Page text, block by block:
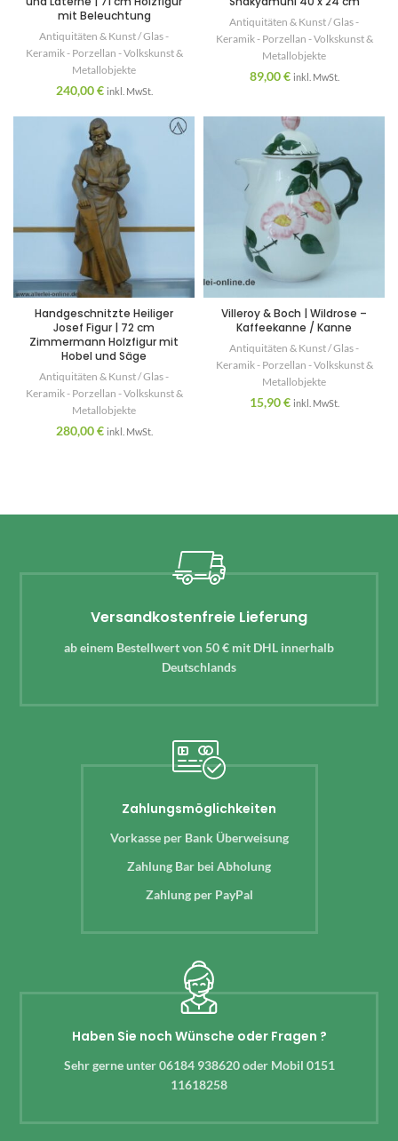
mit Beleuchtung
Antiquitäten & Kunst / Glas -
Keramik - Porzellan - Volkskunst &
Metallobjekte
240,00€ inkl. MwSt.
Antiquitäten & Kunst / Glas -
Keramik - Porzellan - Volkskunst &
Metallobjekte
89,00€ inkl. MwSt.
Handgeschnitzte Heiliger
Josef Figur | 72 cm
Zimmermann Holzfigur mit
Hobel und Säge
Antiquitäten & Kunst / Glas -
Keramik - Porzellan - Volkskunst &
Metallobjekte
280,00€ inkl. MwSt.
Villeroy & Boch | Wildrose –
Kaffeekanne / Kanne
Antiquitäten & Kunst / Glas -
Keramik - Porzellan - Volkskunst &
Metallobjekte
15,90€ inkl. MwSt.
Versandkostenfreie Lieferung
ab einem Bestellwert von 50 € mit DHL innerhalb
Deutschlands
Zahlungsmöglichkeiten
Vorkasse per Bank Überweisung
Zahlung Bar bei Abholung
Zahlung per PayPal
Haben Sie noch Wünsche oder Fragen ?
Sehr gerne unter 06184 938620 oder Mobil 0151
11618258